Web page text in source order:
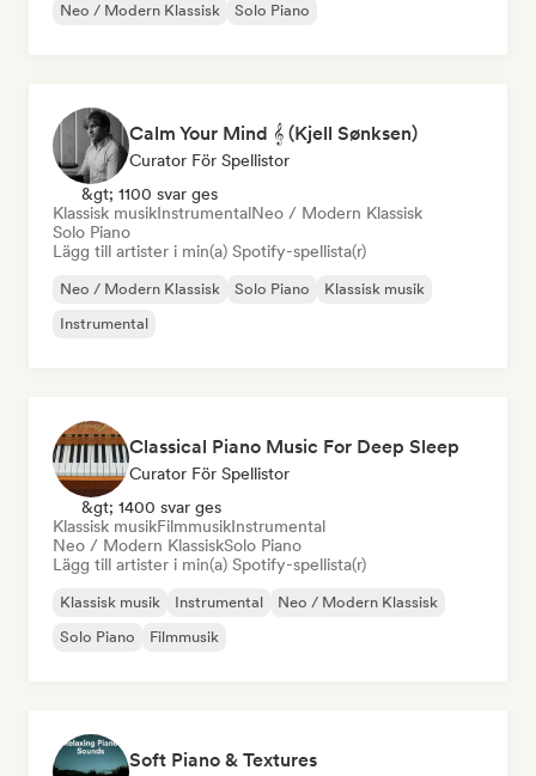
Neo / Modern Klassisk
Solo Piano
Calm Your Mind 𝄞 (Kjell Sønksen)
Curator För Spellistor
&gt; 1100 svar ges
Klassisk musikInstrumentalNeo / Modern Klassisk
Solo Piano
Lägg till artister i min(a) Spotify-spellista(r)
Neo / Modern Klassisk Solo Piano
Klassisk musik
Instrumental
Classical Piano Music For Deep Sleep
Curator För Spellistor
&gt; 1400 svar ges
Klassisk musikFilmmusikInstrumental
Neo / Modern KlassiskSolo Piano
Lägg till artister i min(a) Spotify-spellista(r)
Klassisk musik Instrumental
Neo / Modern Klassisk
Solo Piano
Filmmusik
Soft Piano & Textures